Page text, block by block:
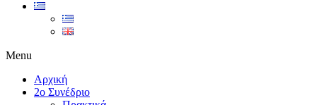
Menu
Αρχική
2ο Συνέδριο